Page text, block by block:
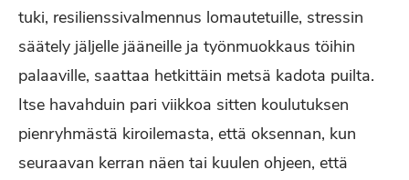
tuki, resilienssivalmennus lomautetuille, stressin
säätely jäljelle jääneille ja työnmuokkaus töihin
palaaville, saattaa hetkittäin metsä kadota puilta.
Itse havahduin pari viikkoa sitten koulutuksen
pienryhmästä kiroilemasta, että oksennan, kun
seuraavan kerran näen tai kuulen ohjeen, että